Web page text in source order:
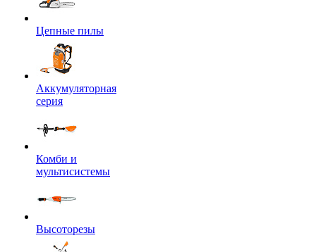
Цепные пилы
Аккумуляторная
серия
Комби и
мультисистемы
Высоторезы